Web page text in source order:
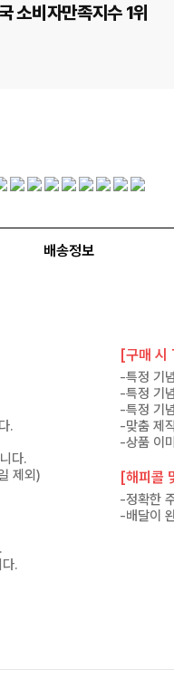
소비자만족지수 1위
배송정보
.
다.
제외)
.
[구매 시
-특정 기
-특정 기
-특정 기
-맞춤 제
-상품 이
[해피콜
-정확한
-배달이